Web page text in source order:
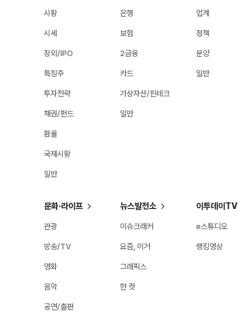
시황
시세
장외/IPO
특징주
투자전략
채권/펀드
환율
국제시황
일반
은행
보험
2금융
카드
가상자산/핀테크
일반
업계
정책
분양
일반
문화·라이프
관광
방송/TV
영화
음악
공연/출판
뉴스발전소
이슈크래커
요즘, 이거
그래픽스
한 컷
이투데이TV
e스튜디오
랭킹영상